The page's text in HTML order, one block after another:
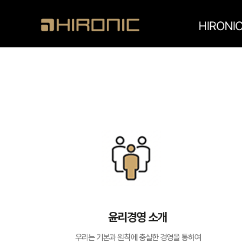
윤리경영 소개
우리는 기본과 원칙에 충실한 경영을 통하여